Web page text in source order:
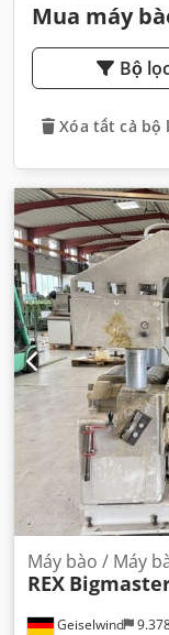
Mua máy
Bộ
Xóa tất cả bộ
Geiselwind
Máy bào / Máy
REX